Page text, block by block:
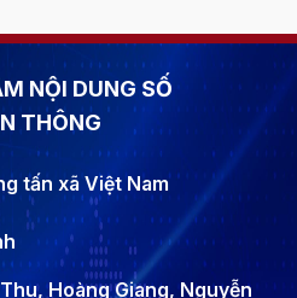
NỘI DUNG SỐ
THÔNG
tấn xã Việt Nam
Hoàng Giang, Nguyễn